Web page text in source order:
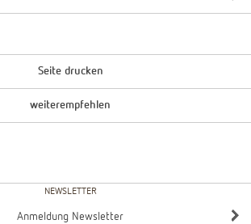
Seite drucken
weiterempfehlen
NEWSLETTER
Anmeldung Newsletter